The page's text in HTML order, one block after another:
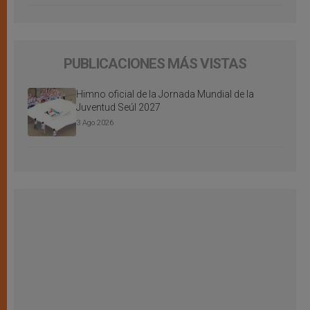
PUBLICACIONES MÁS VISTAS
Himno oficial de la Jornada Mundial de la
Juventud Seúl 2027
3 Ago 2026